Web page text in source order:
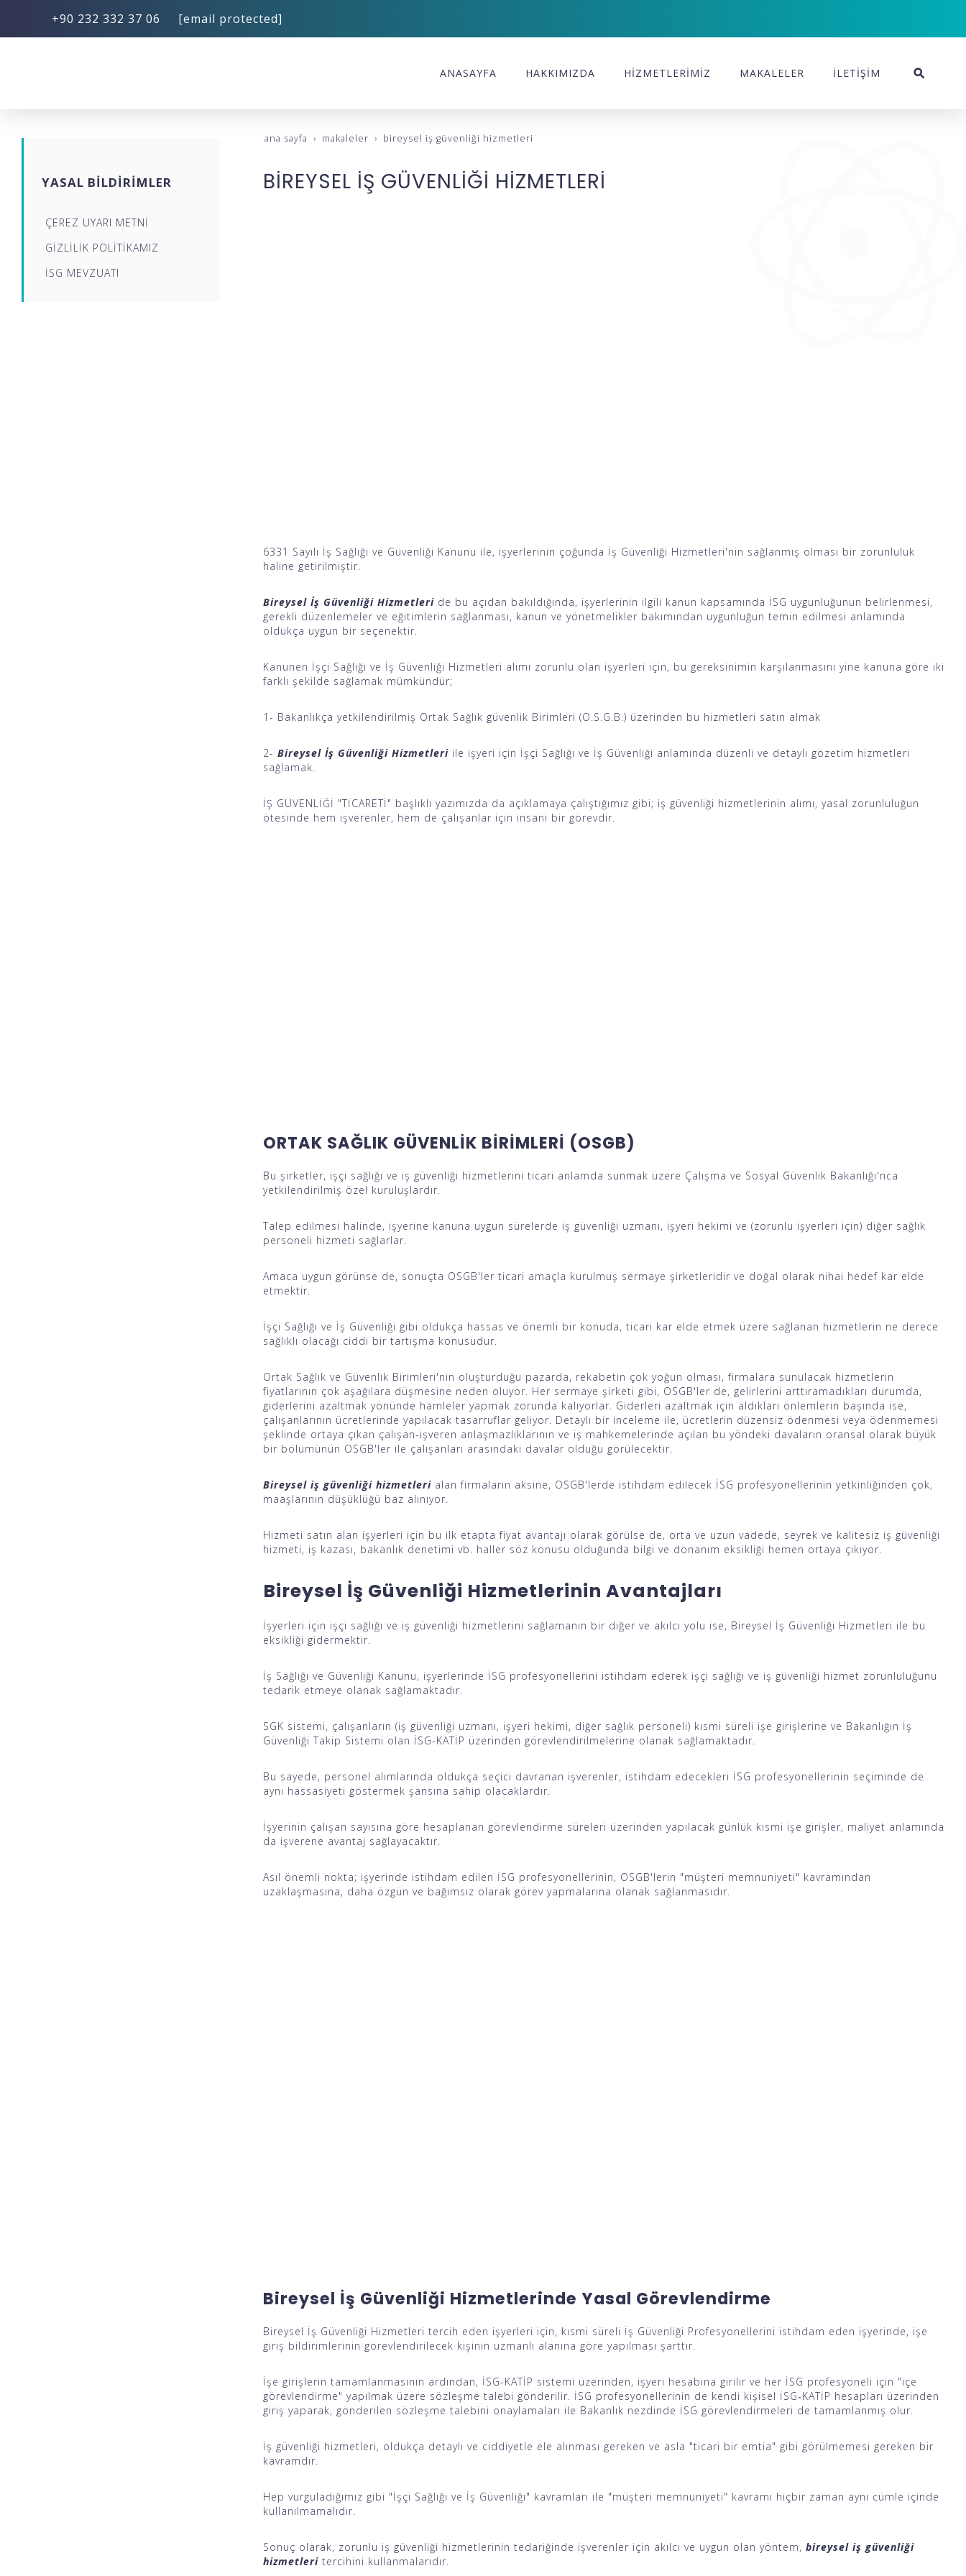
+90 232 332 37 06 [email protected]
ANASAYFA HAKKIMIZDA HİZMETLERİMİZ MAKALELER İLETİŞİM
ana sayfa makaleler bi̇reysel i̇ş güvenli̇ği̇ hi̇zmetleri̇
BİREYSEL İŞ GÜVENLİĞİ HİZMETLERİ
6331 Sayılı İş Sağlığı ve Güvenliği Kanunu ile, işyerlerinin çoğunda İş Güvenliği Hizmetleri'nin sağlanmış olması bir zorunluluk
haline getirilmiştir.
Bireysel İş Güvenliği Hizmetleri de bu açıdan bakıldığında, işyerlerinin ilgili kanun kapsamında İSG uygunluğunun belirlenmesi,
gerekli düzenlemeler ve eğitimlerin sağlanması, kanun ve yönetmelikler bakımından uygunluğun temin edilmesi anlamında
oldukça uygun bir seçenektir.
Kanunen İşçi Sağlığı ve İş Güvenliği Hizmetleri alımı zorunlu olan işyerleri için, bu gereksinimin karşılanmasını yine kanuna göre iki
farklı şekilde sağlamak mümkündür;
1- Bakanlıkça yetkilendirilmiş Ortak Sağlık güvenlik Birimleri (O.S.G.B.) üzerinden bu hizmetleri satın almak
2- Bireysel İş Güvenliği Hizmetleri ile işyeri için İşçi Sağlığı ve İş Güvenliği anlamında düzenli ve detaylı gözetim hizmetleri
sağlamak.
İŞ GÜVENLİĞİ "TİCARETİ" başlıklı yazımızda da açıklamaya çalıştığımız gibi; iş güvenliği hizmetlerinin alımı, yasal zorunluluğun
ötesinde hem işverenler, hem de çalışanlar için insani bir görevdir.
ORTAK SAĞLIK GÜVENLİK BİRİMLERİ (OSGB)
Bu şirketler, işçi sağlığı ve iş güvenliği hizmetlerini ticari anlamda sunmak üzere Çalışma ve Sosyal Güvenlik Bakanlığı'nca
yetkilendirilmiş özel kuruluşlardır.
Talep edilmesi halinde, işyerine kanuna uygun sürelerde iş güvenliği uzmanı, işyeri hekimi ve (zorunlu işyerleri için) diğer sağlık
personeli hizmeti sağlarlar.
Amaca uygun görünse de, sonuçta OSGB'ler ticari amaçla kurulmuş sermaye şirketleridir ve doğal olarak nihai hedef kar elde
etmektir.
İşçi Sağlığı ve İş Güvenliği gibi oldukça hassas ve önemli bir konuda, ticari kar elde etmek üzere sağlanan hizmetlerin ne derece
sağlıklı olacağı ciddi bir tartışma konusudur.
Ortak Sağlık ve Güvenlik Birimleri'nin oluşturduğu pazarda, rekabetin çok yoğun olması, firmalara sunulacak hizmetlerin
fiyatlarının çok aşağılara düşmesine neden oluyor. Her sermaye şirketi gibi, OSGB'ler de, gelirlerini arttıramadıkları durumda,
giderlerini azaltmak yönünde hamleler yapmak zorunda kalıyorlar. Giderleri azaltmak için aldıkları önlemlerin başında ise,
çalışanlarının ücretlerinde yapılacak tasarruflar geliyor. Detaylı bir inceleme ile, ücretlerin düzensiz ödenmesi veya ödenmemesi
şeklinde ortaya çıkan çalışan-işveren anlaşmazlıklarının ve iş mahkemelerinde açılan bu yöndeki davaların oransal olarak büyük
bir bölümünün OSGB'ler ile çalışanları arasındaki davalar olduğu görülecektir.
Bireysel iş güvenliği hizmetleri alan firmaların aksine, OSGB'lerde istihdam edilecek İSG profesyonellerinin yetkinliğinden çok,
maaşlarının düşüklüğü baz alınıyor.
Hizmeti satın alan işyerleri için bu ilk etapta fiyat avantajı olarak görülse de, orta ve uzun vadede, seyrek ve kalitesiz iş güvenliği
hizmeti, iş kazası, bakanlık denetimi vb. haller söz konusu olduğunda bilgi ve donanım eksikliği hemen ortaya çıkıyor.
Bireysel İş Güvenliği Hizmetlerinin Avantajları
İşyerleri için işçi sağlığı ve iş güvenliği hizmetlerini sağlamanın bir diğer ve akılcı yolu ise, Bireysel İş Güvenliği Hizmetleri ile bu
eksikliği gidermektir.
İş Sağlığı ve Güvenliği Kanunu, işyerlerinde İSG profesyonellerini istihdam ederek işçi sağlığı ve iş güvenliği hizmet zorunluluğunu
tedarik etmeye olanak sağlamaktadır.
SGK sistemi, çalışanların (iş güvenliği uzmanı, işyeri hekimi, diğer sağlık personeli) kısmi süreli işe girişlerine ve Bakanlığın İş
Güvenliği Takip Sistemi olan İSG-KATİP üzerinden görevlendirilmelerine olanak sağlamaktadır.
Bu sayede, personel alımlarında oldukça seçici davranan işverenler, istihdam edecekleri İSG profesyonellerinin seçiminde de
aynı hassasiyeti göstermek şansına sahip olacaklardır.
İşyerinin çalışan sayısına göre hesaplanan görevlendirme süreleri üzerinden yapılacak günlük kısmi işe girişler, maliyet anlamında
da işverene avantaj sağlayacaktır.
Asıl önemli nokta; işyerinde istihdam edilen İSG profesyonellerinin, OSGB'lerin "müşteri memnuniyeti" kavramından
uzaklaşmasına, daha özgün ve bağımsız olarak görev yapmalarına olanak sağlanmasıdır.
Bireysel İş Güvenliği Hizmetlerinde Yasal Görevlendirme
Bireysel İş Güvenliği Hizmetleri tercih eden işyerleri için, kısmi süreli İş Güvenliği Profesyonellerini istihdam eden işyerinde, işe
giriş bildirimlerinin görevlendirilecek kişinin uzmanlı alanına göre yapılması şarttır.
İşe girişlerin tamamlanmasının ardından, İSG-KATİP sistemi üzerinden, işyeri hesabına girilir ve her İSG profesyoneli için "içe
görevlendirme" yapılmak üzere sözleşme talebi gönderilir. İSG profesyonellerinin de kendi kişisel İSG-KATİP hesapları üzerinden
giriş yaparak, gönderilen sözleşme talebini onaylamaları ile Bakanlık nezdinde İSG görevlendirmeleri de tamamlanmış olur.
İş güvenliği hizmetleri, oldukça detaylı ve ciddiyetle ele alınması gereken ve asla "ticari bir emtia" gibi görülmemesi gereken bir
kavramdır.
Hep vurguladığımız gibi "İşçi Sağlığı ve İş Güvenliği" kavramları ile "müşteri memnuniyeti" kavramı hiçbir zaman aynı cümle içinde
kullanılmamalıdır.
Sonuç olarak, zorunlu iş güvenliği hizmetlerinin tedariğinde işverenler için akılcı ve uygun olan yöntem, bireysel iş güvenliği
hizmetleri tercihini kullanmalarıdır.
YASAL BİLDİRİMLER
ÇEREZ UYARI METNİ
GİZLİLİK POLİTİKAMIZ
İSG MEVZUATI